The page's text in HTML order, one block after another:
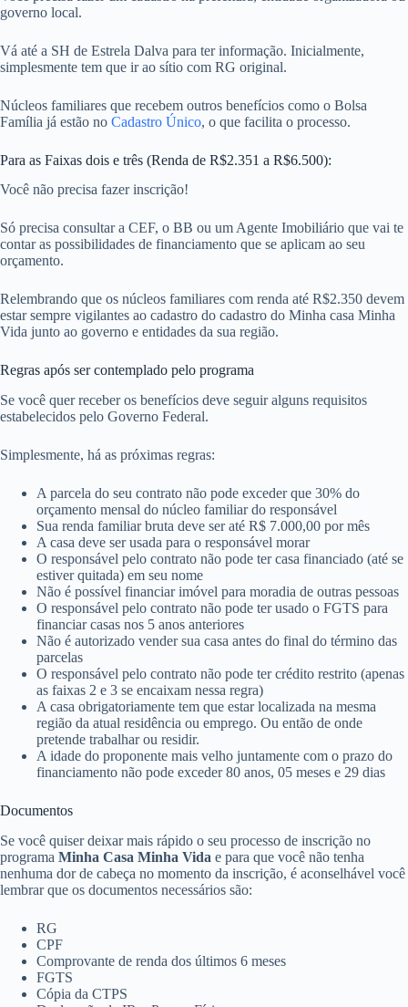
governo local.
Vá até a SH de Estrela Dalva para ter informação. Inicialmente,
simplesmente tem que ir ao sítio com RG original.
Núcleos familiares que recebem outros benefícios como o Bolsa
Família já estão no Cadastro Único, o que facilita o processo.
Para as Faixas dois e três (Renda de R$2.351 a R$6.500):
Você não precisa fazer inscrição!
Só precisa consultar a CEF, o BB ou um Agente Imobiliário que vai te
contar as possibilidades de financiamento que se aplicam ao seu
orçamento.
Relembrando que os núcleos familiares com renda até R$2.350 devem
estar sempre vigilantes ao cadastro do cadastro do Minha casa Minha
Vida junto ao governo e entidades da sua região.
Regras após ser contemplado pelo programa
Se você quer receber os benefícios deve seguir alguns requisitos
estabelecidos pelo Governo Federal.
Simplesmente, há as próximas regras:
A parcela do seu contrato não pode exceder que 30% do
orçamento mensal do núcleo familiar do responsável
Sua renda familiar bruta deve ser até R$ 7.000,00 por mês
A casa deve ser usada para o responsável morar
O responsável pelo contrato não pode ter casa financiado (até se
estiver quitada) em seu nome
Não é possível financiar imóvel para moradia de outras pessoas
O responsável pelo contrato não pode ter usado o FGTS para
financiar casas nos 5 anos anteriores
Não é autorizado vender sua casa antes do final do término das
parcelas
O responsável pelo contrato não pode ter crédito restrito (apenas
as faixas 2 e 3 se encaixam nessa regra)
A casa obrigatoriamente tem que estar localizada na mesma
região da atual residência ou emprego. Ou então de onde
pretende trabalhar ou residir.
A idade do proponente mais velho juntamente com o prazo do
financiamento não pode exceder 80 anos, 05 meses e 29 dias
Documentos
Se você quiser deixar mais rápido o seu processo de inscrição no
programa Minha Casa Minha Vida e para que você não tenha
nenhuma dor de cabeça no momento da inscrição, é aconselhável você
lembrar que os documentos necessários são:
RG
CPF
Comprovante de renda dos últimos 6 meses
FGTS
Cópia da CTPS